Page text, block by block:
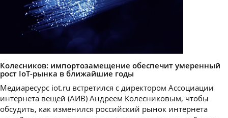
Колесников: импортозамещение обеспечит умеренный
рост IoT-рынка в ближайшие годы
Медиаресурс iot.ru встретился с директором Ассоциации
интернета вещей (АИВ) Андреем Колесниковым, чтобы
обсудить, как изменился российский рынок интернета